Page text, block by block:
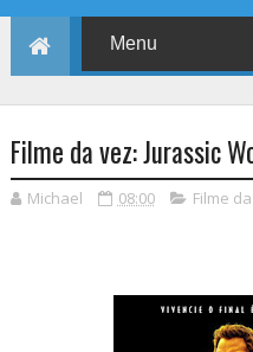
Filme da vez: Jurassic
Michael 08:00 Filme